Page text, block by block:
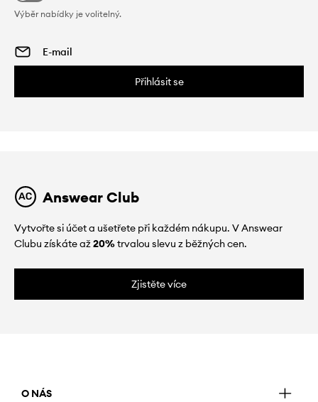
Výběr nabídky je volitelný.
Přihlásit se
Answear Club
Vytvořte si účet a ušetřete při každém nákupu. V Answear
Clubu získáte až20%trvalou slevu z běžných cen.
Zjistěte více
O NÁS